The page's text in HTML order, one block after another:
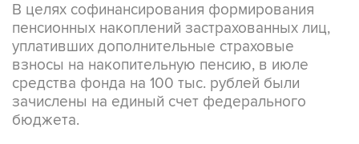
В целях софинансирования формирования
пенсионных накоплений застрахованных лиц,
уплативших дополнительные страховые
взносы на накопительную пенсию, в июле
средства фонда на 100 тыс. рублей были
зачислены на единый счет федерального
бюджета.